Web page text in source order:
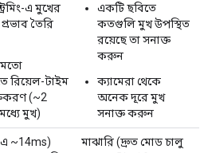
এ মুখের
তৈরি
রিয়েল-টাইম
(~2
মুখ)
একটি ছবিতে
কতগুলি মুখ উপস্থিত
রয়েছে তা সনাক্ত
করুন
ক্যামেরা থেকে
অনেক দূরে মুখ
সনাক্ত করুন
~14ms)
মাঝারি (দ্রুত মোড চালু